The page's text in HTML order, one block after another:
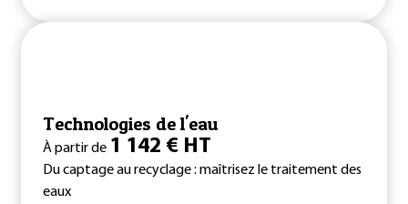
Technologies de l'eau
À partir de 1 142 € HT
Du captage au recyclage : maîtrisez le traitement des
eaux